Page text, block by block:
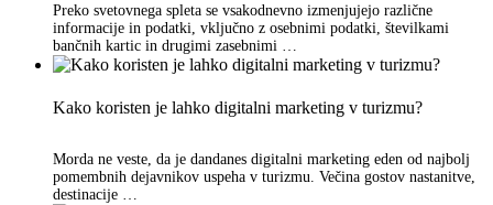
Preko svetovnega spleta se vsakodnevno izmenjujejo različne
informacije in podatki, vključno z osebnimi podatki, številkami
bančnih kartic in drugimi zasebnimi …
Kako koristen je lahko digitalni marketing v turizmu?
Morda ne veste, da je dandanes digitalni marketing eden od najbolj
pomembnih dejavnikov uspeha v turizmu. Večina gostov nastanitve,
destinacije …